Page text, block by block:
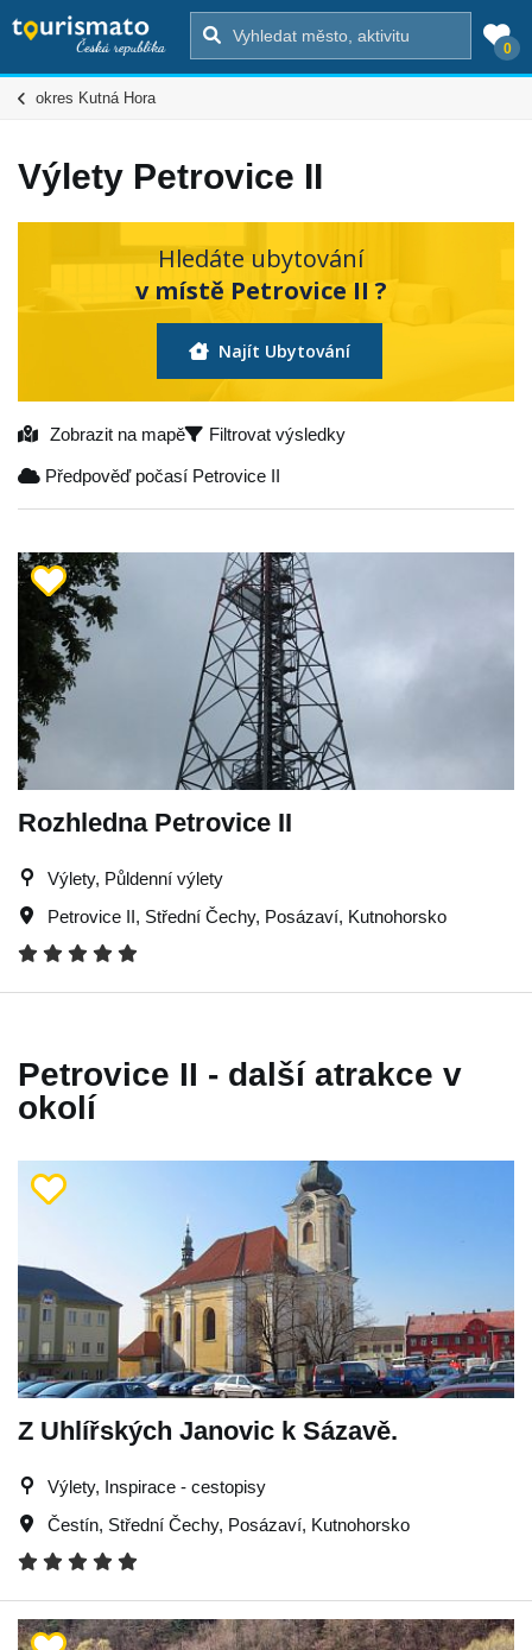
0
okres Kutná Hora
Výlety Petrovice II
Hledáte ubytování
v místě Petrovice II ?
Najít Ubytování
Zobrazit na mapě Filtrovat výsledky
Předpověď počasí Petrovice II
Rozhledna Petrovice II
Výlety, Půldenní výlety
Petrovice II, Střední Čechy, Posázaví, Kutnohorsko
Petrovice II - další atrakce v
okolí
Z Uhlířských Janovic k Sázavě.
Výlety, Inspirace - cestopisy
Čestín, Střední Čechy, Posázaví, Kutnohorsko